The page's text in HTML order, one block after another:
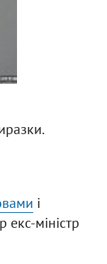
і
міністр